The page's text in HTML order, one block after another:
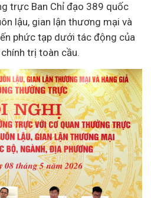
trực Ban Chỉ đạo 389 quốc
lậu, gian lận thương mại và
phức tạp dưới tác động của
trị toàn cầu.